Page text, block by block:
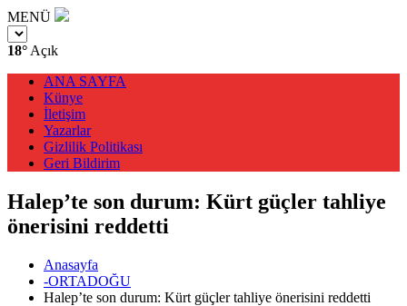
MENÜ
18° Açık
ANA SAYFA
Künye
İletişim
Yazarlar
Gizlilik Politikası
Geri Bildirim
Halep’te son durum: Kürt güçler tahliye
önerisini reddetti
Anasayfa
-ORTADOĞU
Halep’te son durum: Kürt güçler tahliye önerisini reddetti